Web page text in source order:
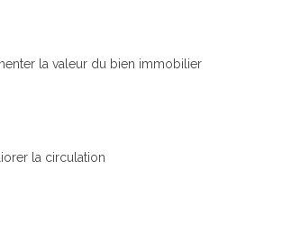
la valeur du bien immobilier
la circulation